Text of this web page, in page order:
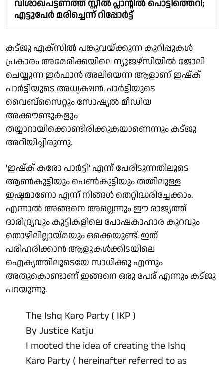
വിശാഖപട്ടണത്ത് സ്റ്റീൽ പ്ലാൻ്റിൽ പൊട്ടിത്തെറി;
എട്ടുപേർ മരിച്ചെന്ന് റിപ്പോർട്ട്
കട്ജു എക്‌സില്‍ പങ്കുവയ്ക്കുന്ന കുറിപ്പുകള്‍
പ്രകാരം അമേരിക്കയിലെ ന്യൂജഴ്‌സിയില്‍ ജോലി
ചെയ്യുന്ന ഇര്‍ഫാന്‍ അലിയെന്ന ആളാണ് ഇഷ്‌ക്
പാര്‍ട്ടിയുടെ അധ്യക്ഷന്‍. പാര്‍ട്ടിയുടെ
വൈബ്‌സൈറ്റും സോഷ്യല്‍ മീഡിയ
അക്കൗണ്ടുകളും
തയ്യാറായിക്കൊണ്ടിരിക്കുകയാണെന്നും കട്ജു
അറിയിച്ചിരുന്നു.
'ഇഷ്‌ക് കരോ പാര്‍ട്ടി' എന്ന് പേരിടുന്നതിലൂടെ
ആണ്‍കുട്ടിയും പെണ്‍കുട്ടിയും തമ്മിലുള്ള
ഇഷ്ടമാണോ എന്ന് നിങ്ങള്‍ തെറ്റിദ്ധരിച്ചേക്കാം.
എന്നാല്‍ അങ്ങനെ അല്ലെന്നും ഈ രാജ്യത്ത്
ദാരിദ്ര്യവും കുട്ടികളിലെ പോഷകാഹാര കുറവും
തൊഴിലില്ലായ്മയും ഒക്കെയുണ്ട്. ഇത്
പരിഹരിക്കാന്‍ ആളുകള്‍ക്കിടയിലെ
ഐക്യത്തിലൂടെയേ സാധിക്കൂ എന്നും
അതുകൊണ്ടാണ് ഇങ്ങനെ ഒരു പേര് എന്നും കട്ജു
പറയുന്നു.
The Ishq Karo Party ( IKP )
By Justice Katju
I mooted the idea of creating the Ishq
Karo Party ( hereinafter referred to as